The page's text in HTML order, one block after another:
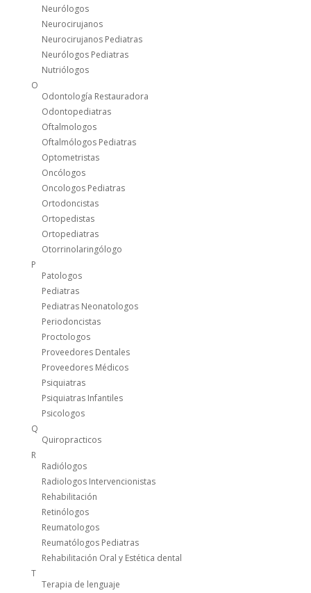
Neurólogos
Neurocirujanos
Neurocirujanos Pediatras
Neurólogos Pediatras
Nutriólogos
O
Odontología Restauradora
Odontopediatras
Oftalmologos
Oftalmólogos Pediatras
Optometristas
Oncólogos
Oncologos Pediatras
Ortodoncistas
Ortopedistas
Ortopediatras
Otorrinolaringólogo
P
Patologos
Pediatras
Pediatras Neonatologos
Periodoncistas
Proctologos
Proveedores Dentales
Proveedores Médicos
Psiquiatras
Psiquiatras Infantiles
Psicologos
Q
Quiropracticos
R
Radiólogos
Radiologos Intervencionistas
Rehabilitación
Retinólogos
Reumatologos
Reumatólogos Pediatras
Rehabilitación Oral y Estética dental
T
Terapia de lenguaje